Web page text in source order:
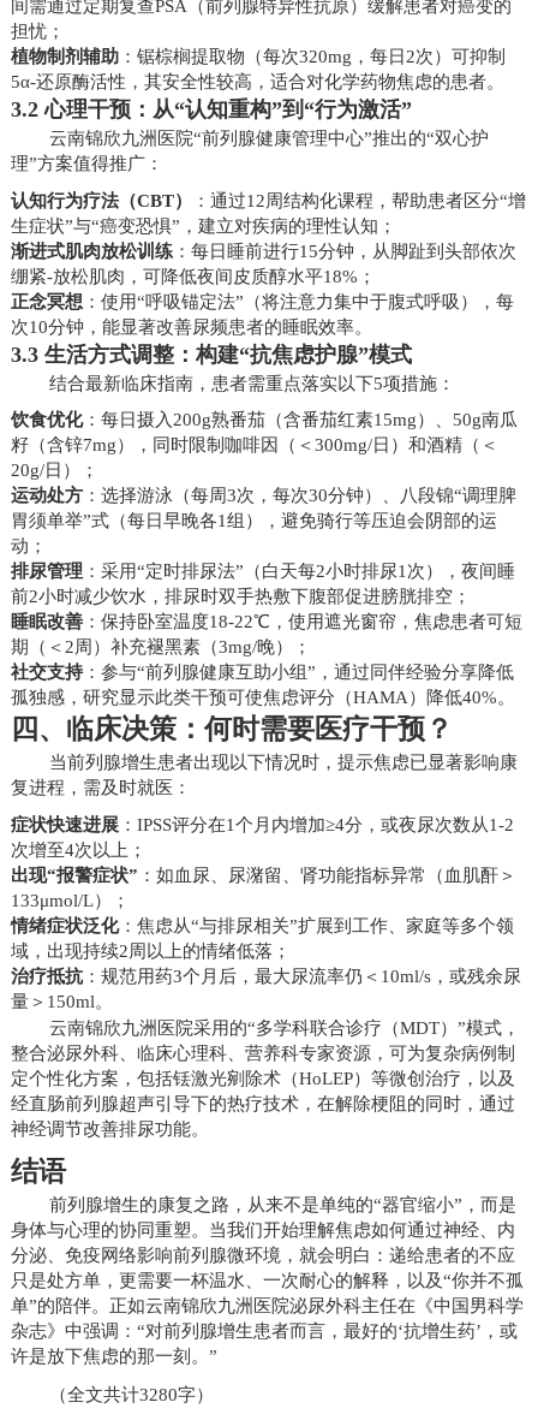
间需通过定期复查PSA（前列腺特异性抗原）缓解患者对癌变的
担忧；
植物制剂辅助：锯棕榈提取物（每次320mg，每日2次）可抑制
5α-还原酶活性，其安全性较高，适合对化学药物焦虑的患者。
3.2 心理干预：从“认知重构”到“行为激活”
云南锦欣九洲医院“前列腺健康管理中心”推出的“双心护
理”方案值得推广：
认知行为疗法（CBT）
：通过12周结构化课程，帮助患者区分“增
生症状”与“癌变恐惧”，建立对疾病的理性认知；
渐进式肌肉放松训练：每日睡前进行15分钟，从脚趾到头部依次
绷紧-放松肌肉，可降低夜间皮质醇水平18%；
正念冥想 ：使用“呼吸锚定法”（将注意力集中于腹式呼吸），每
次10分钟，能显著改善尿频患者的睡眠效率。
3.3 生活方式调整：构建“抗焦虑护腺”模式
结合最新临床指南，患者需重点落实以下5项措施：
饮食优化：每日摄入200g熟番茄（含番茄红素15mg）、50g南瓜
籽（含锌7mg），同时限制咖啡因（＜300mg/日）和酒精（＜
20g/日）；
运动处方：选择游泳（每周3次，每次30分钟）、八段锦“调理脾
胃须单举”式（每日早晚各1组），避免骑行等压迫会阴部的运
动；
排尿管理：采用“定时排尿法”（白天每2小时排尿1次），夜间睡
前2小时减少饮水，排尿时双手热敷下腹部促进膀胱排空；
睡眠改善：保持卧室温度18-22℃，使用遮光窗帘，焦虑患者可短
期（＜2周）补充褪黑素（3mg/晚）；
社交支持：参与“前列腺健康互助小组”，通过同伴经验分享降低
孤独感，研究显示此类干预可使焦虑评分（HAMA）降低40%。
四、临床决策：何时需要医疗干预？
当前列腺增生患者出现以下情况时，提示焦虑已显著影响康
复进程，需及时就医：
症状快速进展：IPSS评分在1个月内增加≥4分，或夜尿次数从1-2
次增至4次以上；
出现“报警症状” ：如血尿、尿潴留、肾功能指标异常（血肌酐＞
133μmol/L）；
情绪症状泛化：焦虑从“与排尿相关”扩展到工作、家庭等多个领
域，出现持续2周以上的情绪低落；
治疗抵抗：规范用药3个月后，最大尿流率仍＜10ml/s，或残余尿
量＞150ml。
云南锦欣九洲医院采用的“多学科联合诊疗（MDT）”模式，
整合泌尿外科、临床心理科、营养科专家资源，可为复杂病例制
定个性化方案，包括铥激光剜除术（HoLEP）等微创治疗，以及
经直肠前列腺超声引导下的热疗技术，在解除梗阻的同时，通过
神经调节改善排尿功能。
结语
前列腺增生的康复之路，从来不是单纯的“器官缩小”，而是
身体与心理的协同重塑。当我们开始理解焦虑如何通过神经、内
分泌、免疫网络影响前列腺微环境，就会明白：递给患者的不应
只是处方单，更需要一杯温水、一次耐心的解释，以及“你并不孤
单”的陪伴。正如云南锦欣九洲医院泌尿外科主任在《中国男科学
杂志》中强调：“对前列腺增生患者而言，最好的‘抗增生药’，或
许是放下焦虑的那一刻。”
（全文共计3280字）